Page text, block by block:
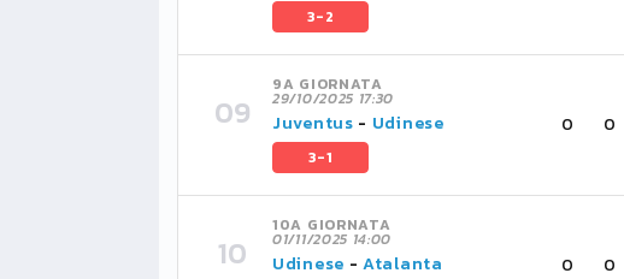
3-2
9A GIORNATA
29/10/2025 17:30
Juventus - Udinese
3-1
0 0
10A GIORNATA
01/11/2025 14:00
Udinese -Atalanta 0 0